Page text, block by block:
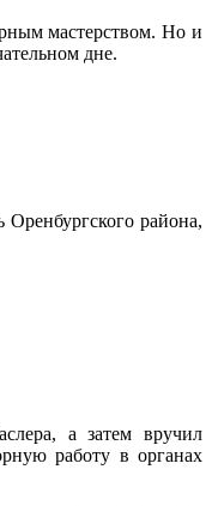
мастерством. Но и
дне.
района,
а затем вручил
работу в органах